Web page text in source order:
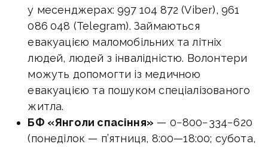
у месенджерах: 997 104 872 (Viber), 961
086 048 (Telegram). Займаються
евакуацією маломобільних та літніх
людей, людей з інвалідністю. Волонтери
можуть допомогти із медичною
евакуацією та пошуком спеціалізованого
житла.
БФ «Янголи спасіння» — 0−800−334−620
(понеділок — п’ятниця, 8:00—18:00; субота,